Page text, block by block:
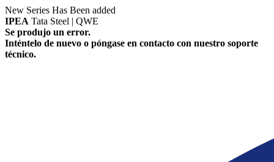
New Series Has Been added
IPEA Tata Steel | QWE
Se produjo un error.
Inténtelo de nuevo o póngase en contacto con nuestro soporte
técnico.